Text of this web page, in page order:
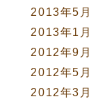
2013年5月
2013年1月
2012年9月
2012年5月
2012年3月